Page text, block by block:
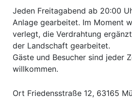
Jeden Freitagabend ab 20:00
Anlage gearbeitet. Im Moment
verlegt, die Verdrahtung
der Landschaft gearbeitet.
Gäste und Besucher sind jeder
willkommen.
Ort Friedensstraße 12, 63165